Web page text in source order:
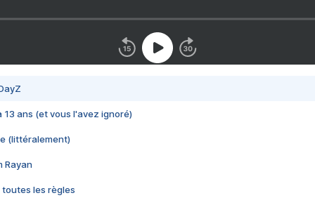
13 ans (et vous l'avez ignoré)
(littéralement)
Rayan
toutes les règles